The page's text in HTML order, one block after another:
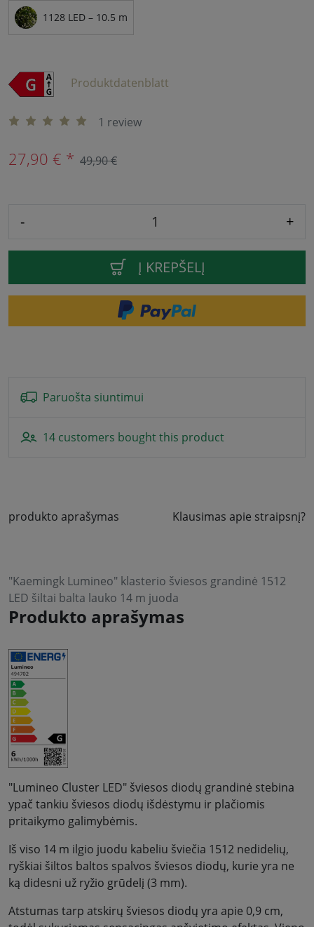
1128 LED – 10.5 m
Produktdatenblatt
1 review
27,90 € * 49,90 €
- +
Į KREPŠELĮ
Paruošta siuntimui
14 customers bought this product
produkto aprašymas Klausimas apie straipsnį?
"Kaemingk Lumineo" klasterio šviesos grandinė 1512
LED šiltai balta lauko 14 m juoda
Produkto aprašymas
"Lumineo Cluster LED" šviesos diodų grandinė stebina
ypač tankiu šviesos diodų išdėstymu ir plačiomis
pritaikymo galimybėmis.
Iš viso 14 m ilgio juodu kabeliu šviečia 1512 nedidelių,
ryškiai šiltos baltos spalvos šviesos diodų, kurie yra ne
ką didesni už ryžio grūdelį (3 mm).
Atstumas tarp atskirų šviesos diodų yra apie 0,9 cm,